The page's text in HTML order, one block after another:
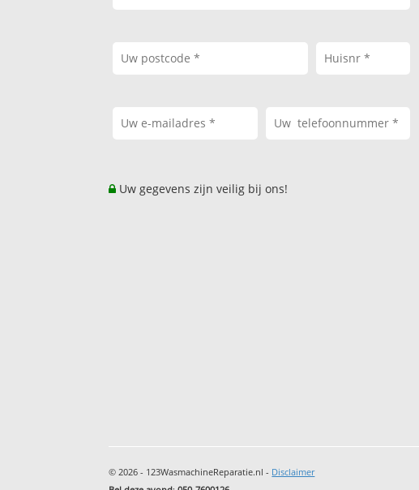
Uw gegevens zijn veilig bij ons!
© 2026 - 123WasmachineReparatie.nl - Disclaimer